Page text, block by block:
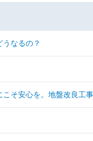
なるの？
こそ安心を。地盤改良工